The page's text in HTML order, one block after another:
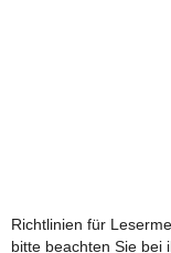
Richtlinien für
bitte beachten Sie bei